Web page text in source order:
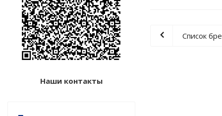
Список
Наши контакты